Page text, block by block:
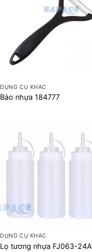
DỤNG CỤ KHÁC
Bào nhựa 184777
+
DỤNG CỤ KHÁC
Lọ tương nhựa FJ063-24A